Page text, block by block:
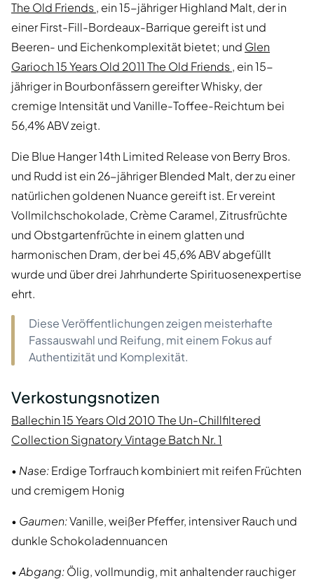
The Old Friends, ein 15-jähriger Highland Malt, der in
einer First-Fill-Bordeaux-Barrique gereift ist und
Beeren- und Eichenkomplexität bietet; und Glen
Garioch 15 Years Old 2011 The Old Friends, ein 15-
jähriger in Bourbonfässern gereifter Whisky, der
cremige Intensität und Vanille-Toffee-Reichtum bei
56,4% ABV zeigt.
Die Blue Hanger 14th Limited Release von Berry Bros.
und Rudd ist ein 26-jähriger Blended Malt, der zu einer
natürlichen goldenen Nuance gereift ist. Er vereint
Vollmilchschokolade, Crème Caramel, Zitrusfrüchte
und Obstgartenfrüchte in einem glatten und
harmonischen Dram, der bei 45,6% ABV abgefüllt
wurde und über drei Jahrhunderte Spirituosenexpertise
ehrt.
Diese Veröffentlichungen zeigen meisterhafte
Fassauswahl und Reifung, mit einem Fokus auf
Authentizität und Komplexität.
Verkostungsnotizen
Ballechin 15 Years Old 2010 The Un-Chillfiltered
Collection Signatory Vintage Batch Nr. 1
• Nase:Erdige Torfrauch kombiniert mit reifen Früchten
und cremigem Honig
• Gaumen:Vanille, weißer Pfeffer, intensiver Rauch und
dunkle Schokoladennuancen
•Abgang:Ölig, vollmundig, mit anhaltender rauchiger